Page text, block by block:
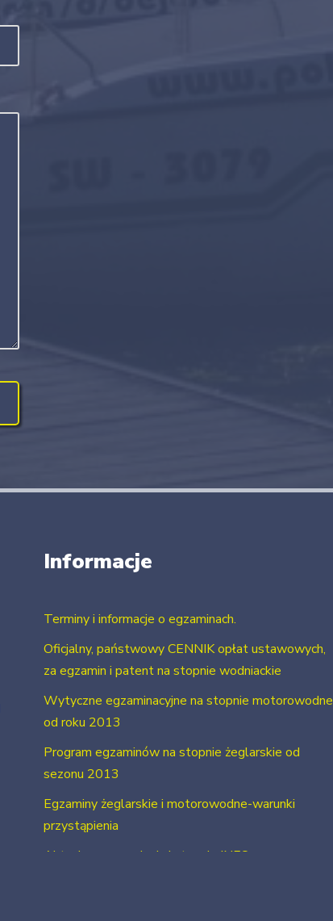
Informacje
Terminy i informacje o egzaminach.
Oficjalny, państwowy CENNIK opłat ustawowych,
za egzamin i patent na stopnie wodniackie
Wytyczne egzaminacyjne na stopnie motorowodne
od roku 2013
Program egzaminów na stopnie żeglarskie od
sezonu 2013
Egzaminy żeglarskie i motorowodne-warunki
przystąpienia
Aktualne uprawnienia i stopnie INFO